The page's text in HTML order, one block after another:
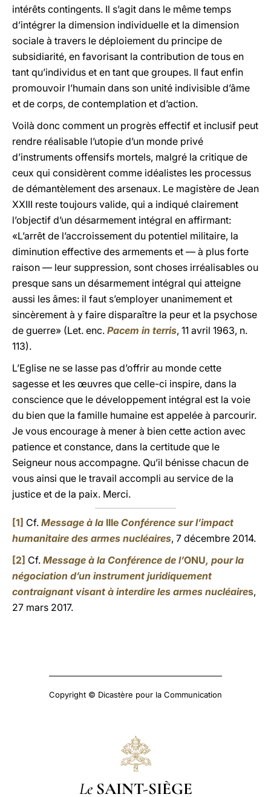
intérêts contingents. Il s’agit dans le même temps
d’intégrer la dimension individuelle et la dimension
sociale à travers le déploiement du principe de
subsidiarité, en favorisant la contribution de tous en
tant qu’individus et en tant que groupes. Il faut enfin
promouvoir l’humain dans son unité indivisible d’âme
et de corps, de contemplation et d’action.
Voilà donc comment un progrès effectif et inclusif peut
rendre réalisable l’utopie d’un monde privé
d’instruments offensifs mortels, malgré la critique de
ceux qui considèrent comme idéalistes les processus
de démantèlement des arsenaux. Le magistère de Jean
XXIII reste toujours valide, qui a indiqué clairement
l’objectif d’un désarmement intégral en affirmant:
«L’arrêt de l’accroissement du potentiel militaire, la
diminution effective des armements et — à plus forte
raison — leur suppression, sont choses irréalisables ou
presque sans un désarmement intégral qui atteigne
aussi les âmes: il faut s’employer unanimement et
sincèrement à y faire disparaître la peur et la psychose
de guerre» (Let. enc. Pacem in terris, 11 avril 1963, n.
113).
L’Eglise ne se lasse pas d’offrir au monde cette
sagesse et les œuvres que celle-ci inspire, dans la
conscience que le développement intégral est la voie
du bien que la famille humaine est appelée à parcourir.
Je vous encourage à mener à bien cette action avec
patience et constance, dans la certitude que le
Seigneur nous accompagne. Qu’il bénisse chacun de
vous ainsi que le travail accompli au service de la
justice et de la paix. Merci.
[1] Cf. Message à la IIIe Conférence sur l’impact
humanitaire des armes nucléaires, 7 décembre 2014.
[2] Cf. Message à la Conférence de l’ONU, pour la
négociation d’un instrument juridiquement
contraignant visant à interdire les armes nucléaires,
27 mars 2017.
Copyright © Dicastère pour la Communication
Le SAINT-SIÈGE